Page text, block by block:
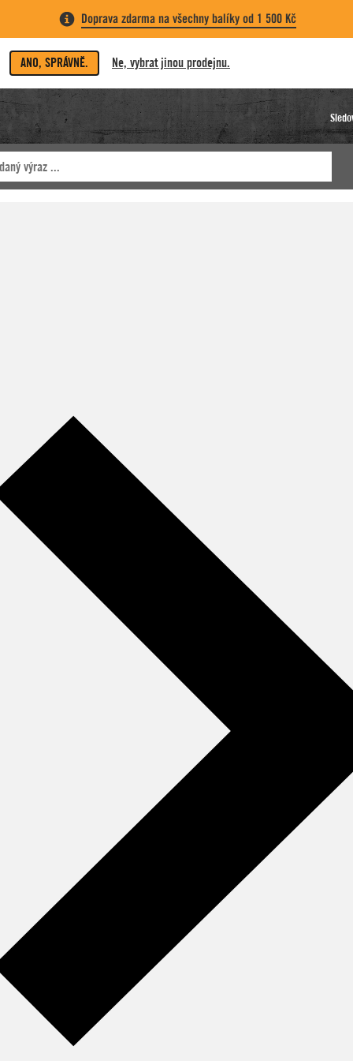
Doprava zdarma na všechny balíky od 1 500 Kč
ANO, SPRÁVNĚ. Ne, vybrat jinou prodejnu.